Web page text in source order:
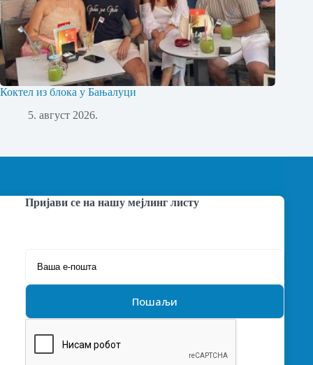
Коктел из блока у Бањалуци
5. август 2026.
Пријави се на нашу мејлинг листу